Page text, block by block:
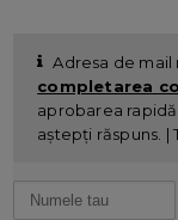
Adresa de mail
completarea
aprobarea rapidă
aștepți răspuns.